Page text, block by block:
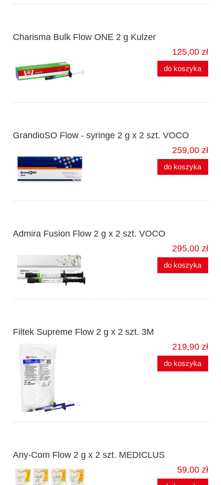
Charisma Bulk Flow ONE 2 g Kulzer
125,00 zł
do koszyka
GrandioSO Flow - syringe 2 g x 2 szt. VOCO
259,00 zł
do koszyka
Admira Fusion Flow 2 g x 2 szt. VOCO
295,00 zł
do koszyka
Filtek Supreme Flow 2 g x 2 szt. 3M
219,90 zł
do koszyka
Any-Com Flow 2 g x 2 szt. MEDICLUS
59,00 zł